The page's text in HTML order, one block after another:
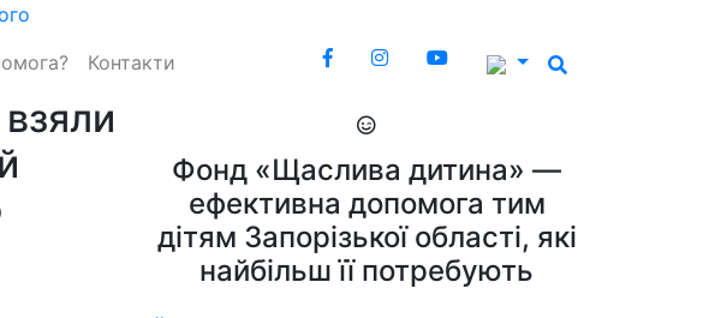
Контакти
Фонд «Щаслива дитина» —
ефективна допомога тим
дітям Запорізької області, які
найбільш її потребують